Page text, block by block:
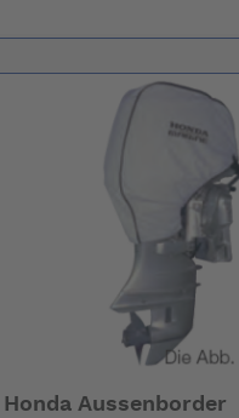
Honda Aussenborder